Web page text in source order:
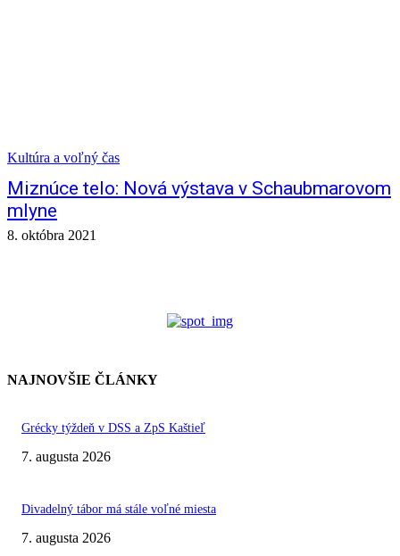
Kultúra a voľný čas
Miznúce telo: Nová výstava v Schaubmarovom
mlyne
8. októbra 2021
NAJNOVŠIE ČLÁNKY
Grécky týždeň v DSS a ZpS Kaštieľ
7. augusta 2026
Divadelný tábor má stále voľné miesta
7. augusta 2026